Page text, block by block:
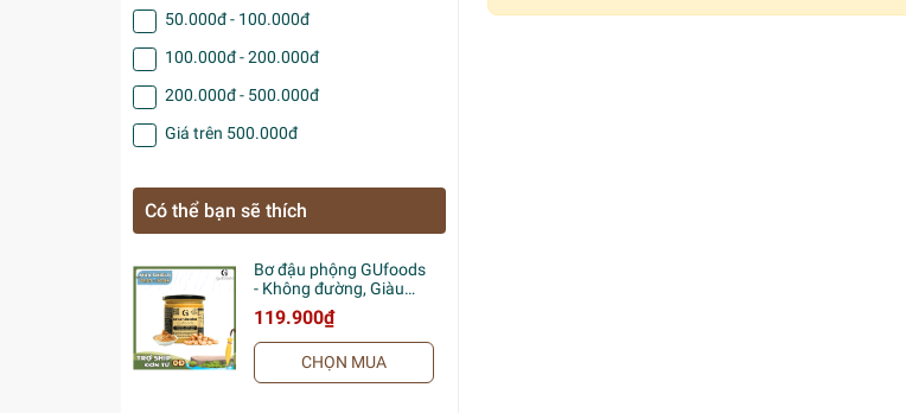
50.000đ - 100.000đ
100.000đ - 200.000đ
200.000đ - 500.000đ
Giá trên 500.000đ
Có thể bạn sẽ thích
Bơ đậu phộng GUfoods
- Không đường, Giàu
protein thực vật, Lành
mạnh, Eat clean,
Healthy, Thuần chay (hũ
119.900₫
CHỌN MUA